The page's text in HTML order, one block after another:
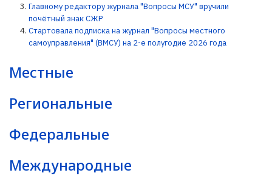
Главному редактору журнала "Вопросы МСУ" вручили
почётный знак СЖР
Стартовала подписка на журнал "Вопросы местного
самоуправления" (ВМСУ) на 2-е полугодие 2026 года
Местные
Региональные
Федеральные
Международные